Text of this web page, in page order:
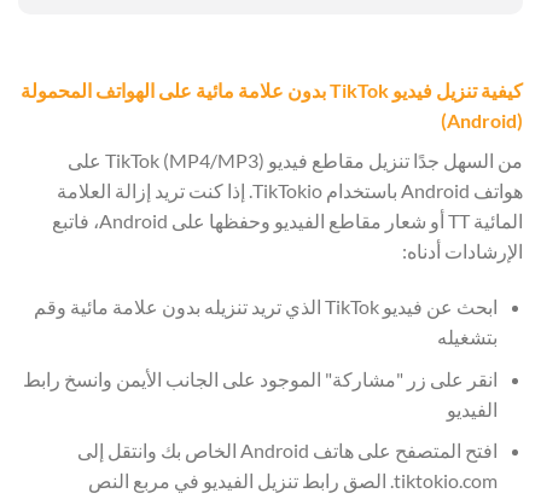
كيفية تنزيل فيديو TikTok بدون علامة مائية على الهواتف المحمولة
(Android)
من السهل جدًا تنزيل مقاطع فيديو TikTok (MP4/MP3) على
هواتف Android باستخدام TikTokio. إذا كنت تريد إزالة العلامة
المائية TT أو شعار مقاطع الفيديو وحفظها على Android، فاتبع
الإرشادات أدناه:
ابحث عن فيديو TikTok الذي تريد تنزيله بدون علامة مائية وقم
بتشغيله
انقر على زر "مشاركة" الموجود على الجانب الأيمن وانسخ رابط
الفيديو
افتح المتصفح على هاتف Android الخاص بك وانتقل إلى
tiktokio.com. الصق رابط تنزيل الفيديو في مربع النص